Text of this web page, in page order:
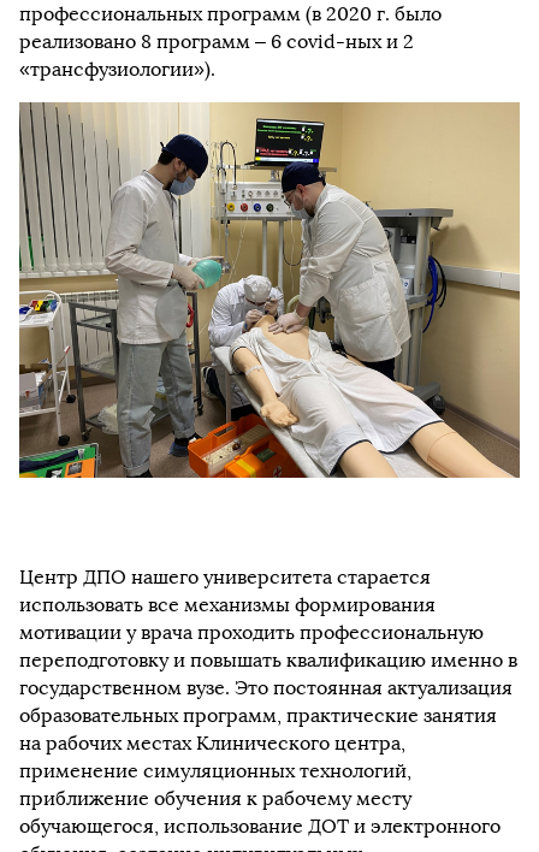
профессиональных программ (в 2020 г. было
реализовано 8 программ – 6 covid-ных и 2
«трансфузиологии»).
Центр ДПО нашего университета старается
использовать все механизмы формирования
мотивации у врача проходить профессиональную
переподготовку и повышать квалификацию именно в
государственном вузе. Это постоянная актуализация
образовательных программ, практические занятия
на рабочих местах Клинического центра,
применение симуляционных технологий,
приближение обучения к рабочему месту
обучающегося, использование ДОТ и электронного